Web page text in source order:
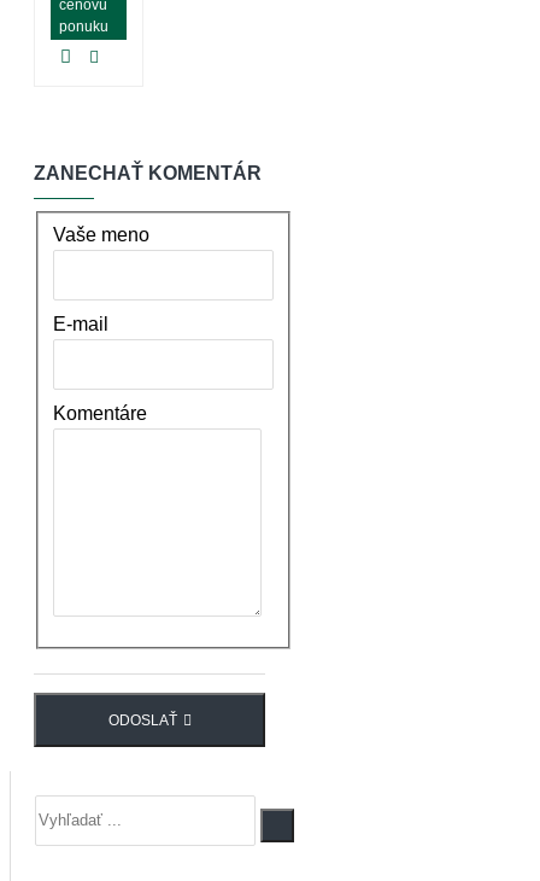
cenovú
ponuku
ZANECHAŤ KOMENTÁR
Vaše meno
E-mail
Komentáre
ODOSLAŤ